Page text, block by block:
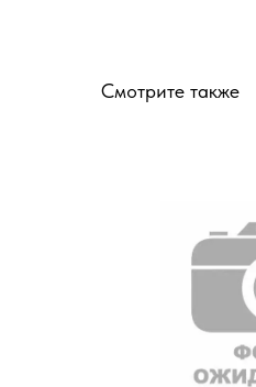
Смотрите также